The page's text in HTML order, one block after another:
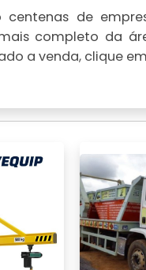
centenas de
completo da
a venda, clique